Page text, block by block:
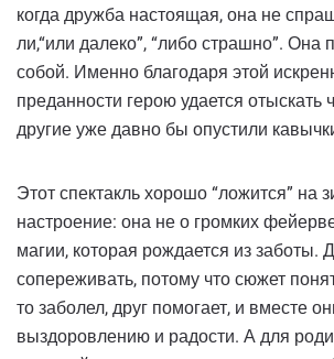
когда дружба настоящая, она не
ли,“или далеко”, “либо страшно”. Она
собой. Именно благодаря этой
преданности герою удается отыскать
другие уже давно бы опустили
Этот спектакль хорошо “ложится” на
настроение: она не о громких
магии, которая рождается из заботы.
сопереживать, потому что сюжет
то заболел, друг помогает, и вместе
выздоровлению и радости. А для